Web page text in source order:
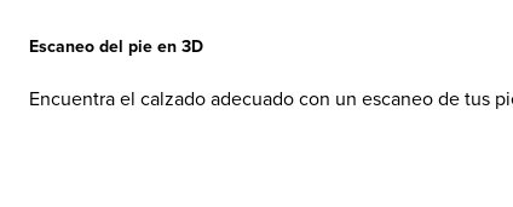
Escaneo del pie en 3D
Encuentra el calzado adecuado con un escaneo de tus